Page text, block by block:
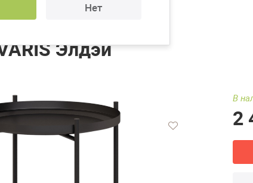
Нет
стол LAVARIS Элдэй
Элдэй
В
2